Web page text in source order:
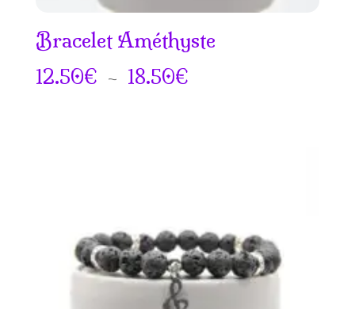
Bracelet Améthyste
12.50€ – 18.50€Plage
18.50€